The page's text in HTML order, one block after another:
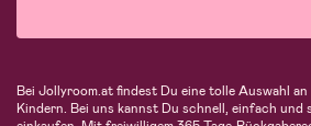
Bei Jollyroom.at findest Du eine tolle Auswahl
Kindern. Bei uns kannst Du schnell, einfach und